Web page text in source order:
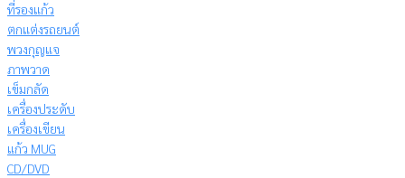
ที่รองแก้ว
ตกแต่งรถยนต์
พวงกุญแจ
ภาพวาด
เข็มกลัด
เครื่องประดับ
เครื่องเขียน
แก้ว MUG
CD/DVD